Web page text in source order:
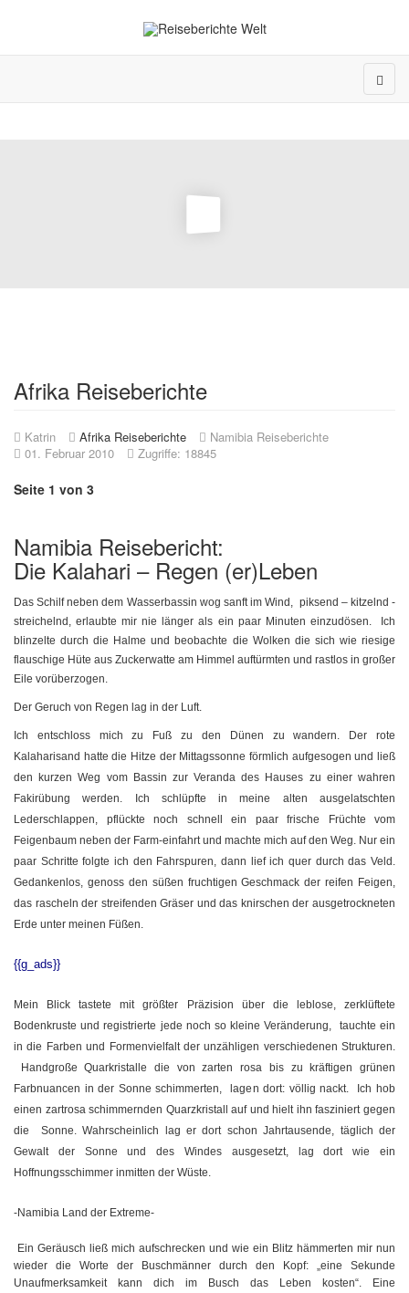
Afrika Reiseberichte
Katrin Afrika Reiseberichte
Namibia Reiseberichte
01. Februar 2010
Zugriffe: 18845
Seite 1 von 3
Namibia Reisebericht:
Die Kalahari – Regen (er)Leben
Das Schilf neben dem Wasserbassin wog sanft im Wind, piksend – kitzelnd -
streichelnd, erlaubte mir nie länger als ein paar Minuten einzudösen. Ich
blinzelte durch die Halme und beobachte die Wolken die sich wie riesige
flauschige Hüte aus Zuckerwatte am Himmel auftürmten und rastlos in großer
Eile vorüberzogen.
Der Geruch von Regen lag in der Luft.
Ich entschloss mich zu Fuß zu den Dünen zu wandern. Der rote
Kalaharisand hatte die Hitze der Mittagssonne förmlich aufgesogen und ließ
den kurzen Weg vom Bassin zur Veranda des Hauses zu einer wahren
Fakirübung werden.
Ich schlüpfte in meine alten ausgelatschten
Lederschlappen, pflückte noch schnell ein paar frische Früchte vom
Feigenbaum neben der Farm-einfahrt und machte mich auf den Weg. Nur ein
paar Schritte folgte ich den Fahrspuren, dann lief ich quer durch das Veld.
Gedankenlos, genoss den süßen fruchtigen Geschmack der reifen Feigen,
das rascheln der streifenden Gräser und das knirschen der ausgetrockneten
Erde unter meinen Füßen.
{{g_ads}}
Mein Blick tastete mit größter Präzision über die leblose, zerklüftete
Bodenkruste und registrierte jede noch so kleine Veränderung, tauchte ein
in die Farben und Formenvielfalt der unzähligen verschiedenen Strukturen.
Handgroße Quarkristalle die von zarten rosa bis zu kräftigen grünen
Farbnuancen in der Sonne schimmerten, lagen dort: völlig nackt. Ich hob
einen zartrosa schimmernden Quarzkristall auf und hielt ihn fasziniert gegen
die Sonne. Wahrscheinlich lag er dort schon Jahrtausende, täglich der
Gewalt der Sonne und des Windes ausgesetzt, lag dort wie ein
Hoffnungsschimmer inmitten der Wüste.
-Namibia Land der Extreme-
Ein Geräusch ließ mich aufschrecken und wie ein Blitz hämmerten mir nun
wieder die Worte der Buschmänner durch den Kopf: „eine Sekunde
Unaufmerksamkeit kann dich im Busch das Leben kosten“. Eine